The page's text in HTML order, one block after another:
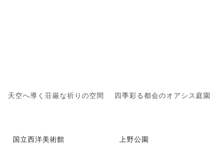
天空へ導く荘厳な祈りの空間 四季彩る都会のオアシス庭園
国立西洋美術館 上野公園